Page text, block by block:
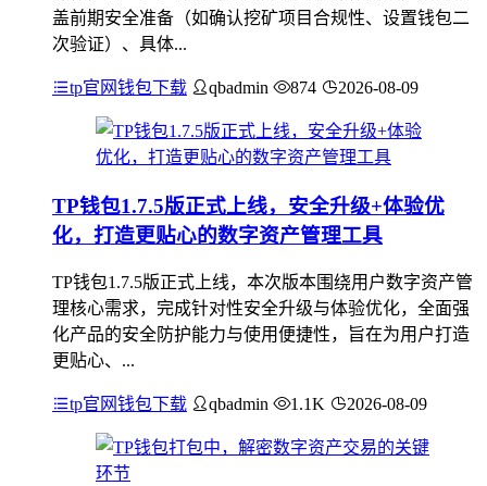
盖前期安全准备（如确认挖矿项目合规性、设置钱包二
次验证）、具体...
tp官网钱包下载 qbadmin 874 2026-08-09
TP钱包1.7.5版正式上线，安全升级+体验优
化，打造更贴心的数字资产管理工具
TP钱包1.7.5版正式上线，本次版本围绕用户数字资产管
理核心需求，完成针对性安全升级与体验优化，全面强
化产品的安全防护能力与使用便捷性，旨在为用户打造
更贴心、...
tp官网钱包下载 qbadmin 1.1K 2026-08-09